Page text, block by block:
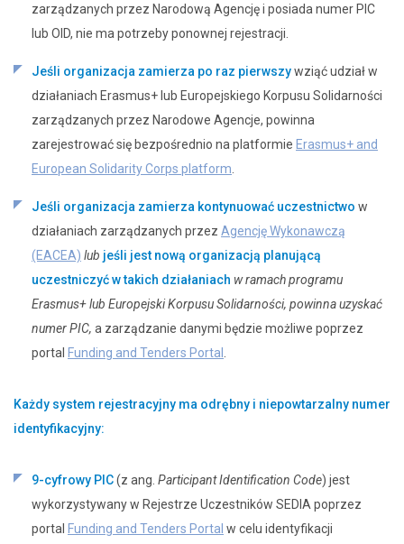
zarządzanych przez Narodową Agencję i posiada numer PIC
lub OID, nie ma potrzeby ponownej rejestracji.
Jeśli organizacja zamierza po raz pierwszywziąć udział w
działaniach Erasmus+ lub Europejskiego Korpusu Solidarności
zarządzanych przez Narodowe Agencje, powinna
zarejestrować się bezpośrednio na platformie Erasmus+ and
European Solidarity Corps platform
Jeśli organizacja zamierza kontynuować uczestnictwo w
działaniach zarządzanych przez Agencję Wykonawczą
(EACEA) lub jeśli jest nową organizacją planującą
uczestniczyć w takich działaniach w ramach programu
Erasmus+ lub Europejski Korpusu Solidarności, powinna uzyskać
numer PIC, a zarządzanie danymi będzie możliwe poprzez
portal Funding and Tenders Portal
Każdy system rejestracyjny ma odrębny i niepowtarzalny numer
identyfikacyjny:
9-cyfrowy PIC(z ang. Participant Identification Code) jest
wykorzystywany w Rejestrze Uczestników SEDIA poprzez
portal Funding and Tenders Portal w celu identyfikacji